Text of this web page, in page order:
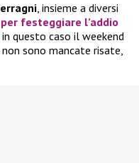
, insieme a diversi
festeggiare l’addio
in questo caso il weekend
non sono mancate risate,